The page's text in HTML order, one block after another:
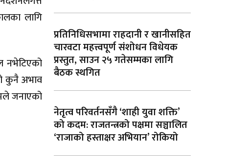
लागि
नभेटिएको
कुनै अभाव
जनाएको
प्रतिनिधिसभामा राहदानी र खानीसहित
चारवटा महत्त्वपूर्ण संशोधन विधेयक
प्रस्तुत, साउन २५ गतेसम्मका लागि
बैठक स्थगित
नेतृत्व परिवर्तनसँगै ‘शाही युवा शक्ति’
को कदम: राजतन्त्रको पक्षमा सञ्चालित
‘राजाको हस्ताक्षर अभियान’ रोकियो